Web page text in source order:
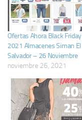
Ofertas Ahora Black Friday
2021 Almacenes Siman El
Salvador – 26 Noviembre
noviembre 26, 2021